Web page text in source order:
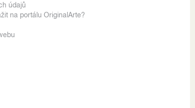
údajů
na portálu OriginalArte?